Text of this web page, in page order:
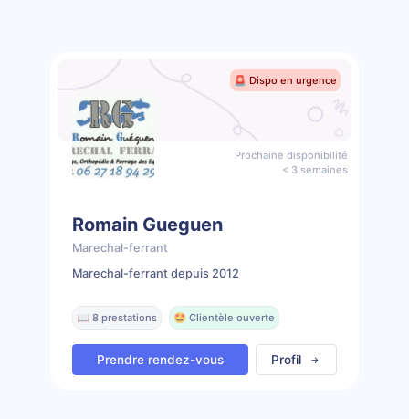
🚨 Dispo en urgence
Prochaine disponibilité
< 3 semaines
Romain Gueguen
Marechal-ferrant
Marechal-ferrant depuis 2012
📖 8 prestations 🤩 Clientèle ouverte
Prendre rendez-vous Profil